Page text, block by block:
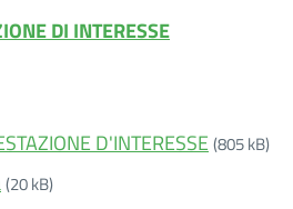
DI INTERESSE
D'INTERESSE (805 kB)
(20 kB)